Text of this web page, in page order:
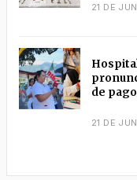
21 DE
de
21 DE